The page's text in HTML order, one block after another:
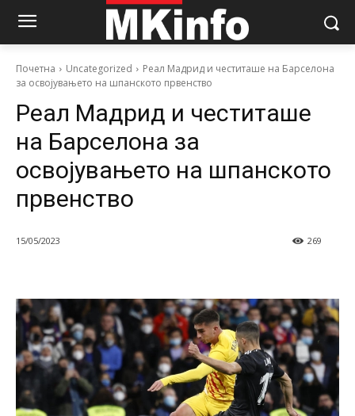
Почетна Uncategorized
Реал Мадрид и честиташе на Барселона
за освојувањето на шпанското првенство
Реал Мадрид и честиташе
на Барселона за
освојувањето на шпанското
првенство
15/05/2023 269